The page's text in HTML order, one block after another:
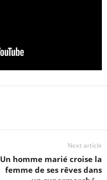
Next article
Un homme marié croise la
femme de ses rêves dans